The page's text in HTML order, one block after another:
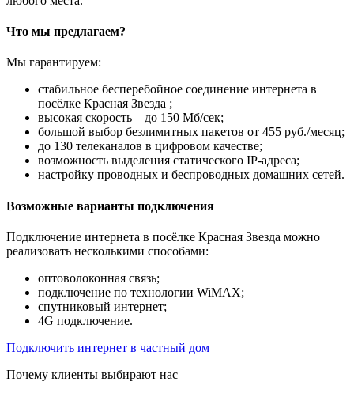
Что мы предлагаем?
Мы гарантируем:
стабильное бесперебойное соединение интернета в
посёлке Красная Звезда ;
высокая скорость – до 150 Мб/сек;
большой выбор безлимитных пакетов от 455 руб./месяц;
до 130 телеканалов в цифровом качестве;
возможность выделения статического IP-адреса;
настройку проводных и беспроводных домашних сетей.
Возможные варианты подключения
Подключение интернета в посёлке Красная Звезда можно
реализовать несколькими способами:
оптоволоконная связь;
подключение по технологии WiMAX;
спутниковый интернет;
4G подключение.
Подключить интернет в частный дом
Почему клиенты выбирают нас